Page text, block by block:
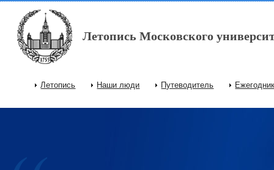
Перейти к основному содержанию
Летопись Московского
Главное меню
Летопись Наши люди Путеводитель